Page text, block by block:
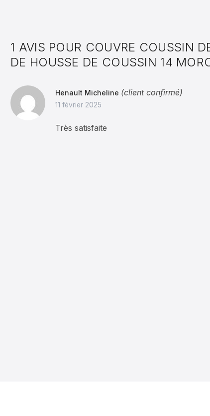
1 AVIS POUR COUVRE COUSSIN
DE HOUSSE DE COUSSIN 14
Henault Micheline (client confirmé)
11 février 2025
Très satisfaite